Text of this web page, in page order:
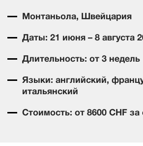
Монтаньола, Швейцария
Даты: 21 июня – 8 августа
Длительность: от 3 недель
Языки: английский,
итальянский
Стоимость: от 8600 CHF за